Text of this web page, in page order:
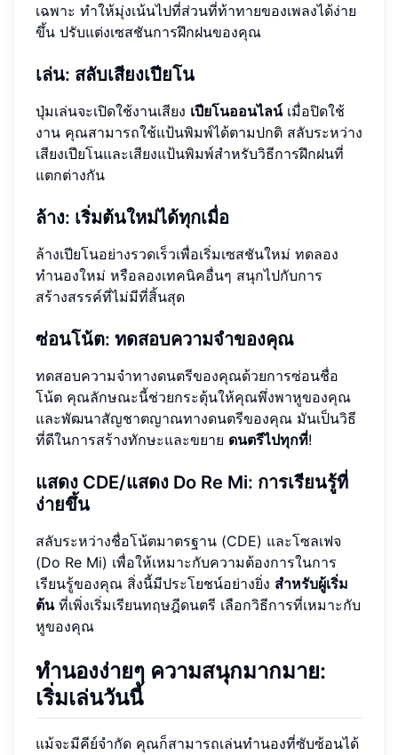
เฉพาะ ทำให้มุ่งเน้นไปที่ส่วนที่ท้าทายของเพลงได้ง่าย
ขึ้น ปรับแต่งเซสชันการฝึกฝนของคุณ
เล่น: สลับเสียงเปียโน
ปุ่มเล่นจะเปิดใช้งานเสียง เปียโนออนไลน์เมื่อปิดใช้
งาน คุณสามารถใช้แป้นพิมพ์ได้ตามปกติ สลับระหว่าง
เสียงเปียโนและเสียงแป้นพิมพ์สำหรับวิธีการฝึกฝนที่
แตกต่างกัน
ล้าง: เริ่มต้นใหม่ได้ทุกเมื่อ
ล้างเปียโนอย่างรวดเร็วเพื่อเริ่มเซสชันใหม่ ทดลอง
ทำนองใหม่ หรือลองเทคนิคอื่นๆ สนุกไปกับการ
สร้างสรรค์ที่ไม่มีที่สิ้นสุด
ซ่อนโน้ต: ทดสอบความจำของคุณ
ทดสอบความจำทางดนตรีของคุณด้วยการซ่อนชื่อ
โน้ต คุณลักษณะนี้ช่วยกระตุ้นให้คุณพึ่งพาหูของคุณ
และพัฒนาสัญชาตญาณทางดนตรีของคุณ มันเป็นวิธี
ที่ดีในการสร้างทักษะและขยาย ดนตรีไปทุกที่!
แสดง CDE/แสดง Do Re Mi: การเรียนรู้ที่
ง่ายขึ้น
สลับระหว่างชื่อโน้ตมาตรฐาน (CDE) และโซลเฟจ
(Do Re Mi) เพื่อให้เหมาะกับความต้องการในการ
เรียนรู้ของคุณ สิ่งนี้มีประโยชน์อย่างยิ่ง สำหรับผู้เริ่ม
ต้นที่เพิ่งเริ่มเรียนทฤษฎีดนตรี เลือกวิธีการที่เหมาะกับ
หูของคุณ
ทำนองง่ายๆ ความสนุกมากมาย:
เริ่มเล่นวันนี้
แม้จะมีคีย์จำกัด คุณก็สามารถเล่นทำนองที่ซับซ้อนได้